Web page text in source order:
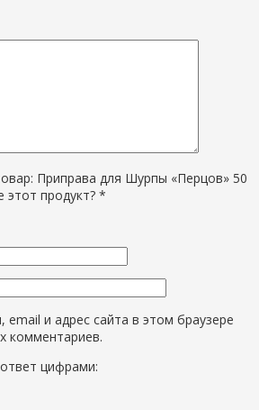
Приправа для Шурпы «Перцов» 50
этот продукт? *
и адрес сайта в этом браузере
комментариев.
цифрами: